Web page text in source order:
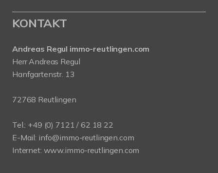
KONTAKT
Andreas Regul immo-reutlingen.com
Herr Andreas Regul
Hanfgartenstr. 13
72768 Reutlingen
Tel.: +49 (0) 7121 / 62 18 22
E-Mail: info@immo-reutlingen.com
Internet: www.immo-reutlingen.com